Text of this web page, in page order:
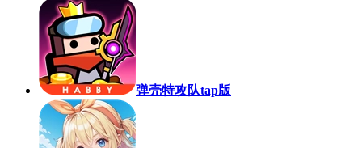
弹壳特攻队tap版